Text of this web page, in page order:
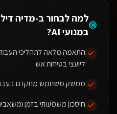
למה לבחור ב-מדיה
במנועי AI
?
התאמה מלאה לתהליכי
ליועצי בטיחות אש
ממשק משתמש מתקדם
חיסכון משמעותי בזמן